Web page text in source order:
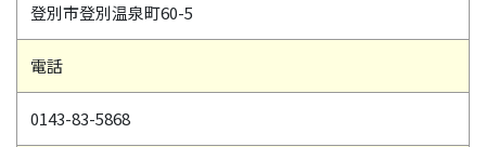
登別市登別温泉町60-5
電話
0143-83-5868